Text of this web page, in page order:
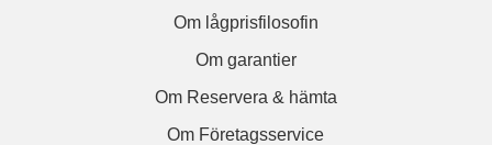
Om lågprisfilosofin
Om garantier
Om Reservera & hämta
Om Företagsservice